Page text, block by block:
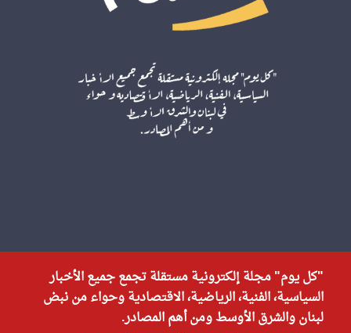
"كل يوم" مجلة إلكترونية مستقلة تجمع جميع الأخبار
السياسية، الفنية، الرياضية، الاقتصادية وحواء من نبض
لبنان والشرق الأوسط ومن أهم المصادر.